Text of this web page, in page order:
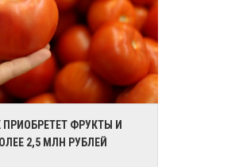
ФРУКТЫ И
2,5 МЛН РУБЛЕЙ